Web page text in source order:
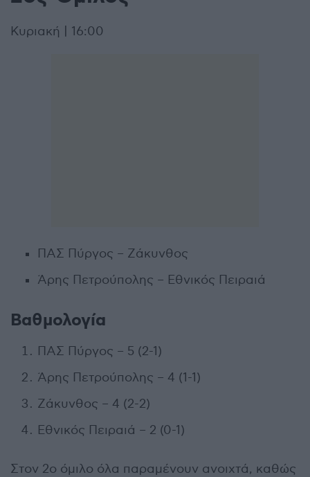
Κυριακή | 16:00
ΠΑΣ Πύργος – Ζάκυνθος
Άρης Πετρούπολης – Εθνικός Πειραιά
Βαθμολογία
ΠΑΣ Πύργος – 5 (2-1)
Άρης Πετρούπολης – 4 (1-1)
Ζάκυνθος – 4 (2-2)
Εθνικός Πειραιά – 2 (0-1)
Στον 2ο όμιλο όλα παραμένουν ανοιχτά, καθώς